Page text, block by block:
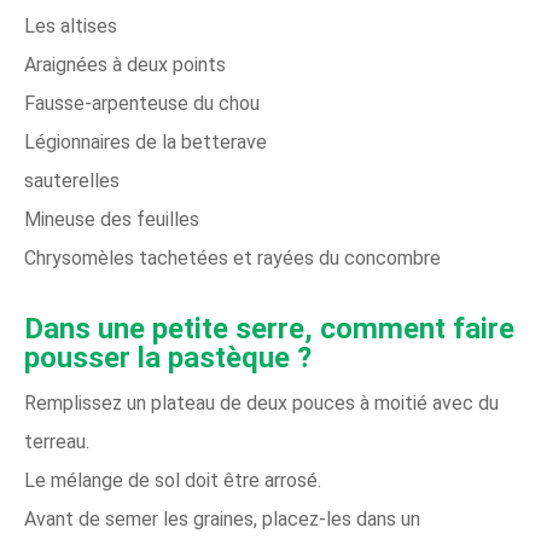
Les altises
Araignées à deux points
Fausse-arpenteuse du chou
Légionnaires de la betterave
sauterelles
Mineuse des feuilles
Chrysomèles tachetées et rayées du concombre
Dans une petite serre, comment faire
pousser la pastèque ?
Remplissez un plateau de deux pouces à moitié avec du
terreau.
Le mélange de sol doit être arrosé.
Avant de semer les graines, placez-les dans un